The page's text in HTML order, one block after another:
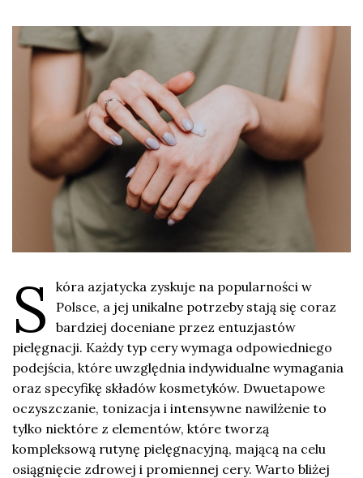
S
kóra azjatycka zyskuje na popularności w
Polsce, a jej unikalne potrzeby stają się coraz
bardziej doceniane przez entuzjastów
pielęgnacji. Każdy typ cery wymaga odpowiedniego
podejścia, które uwzględnia indywidualne wymagania
oraz specyfikę składów kosmetyków. Dwuetapowe
oczyszczanie, tonizacja i intensywne nawilżenie to
tylko niektóre z elementów, które tworzą
kompleksową rutynę pielęgnacyjną, mającą na celu
osiągnięcie zdrowej i promiennej cery. Warto bliżej